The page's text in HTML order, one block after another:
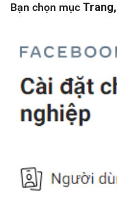
Bạn chọn mục Trang,